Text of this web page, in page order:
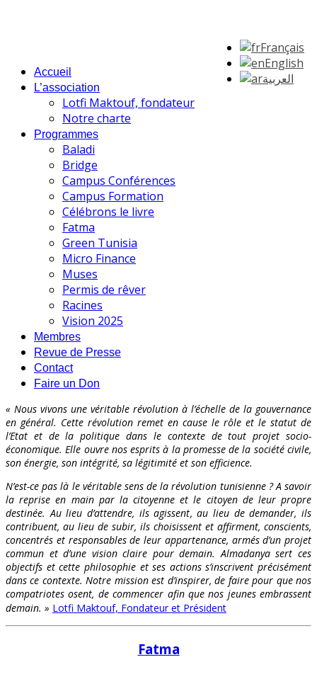
Français
English
العربية
Accueil
L’association
Lotfi Maktouf, fondateur
Notre charte
Programmes
Baladi
Bridge
Campus Conférences
Campus Formation
Célébrons le livre
Fatma
Green Tunisia
Micro Finance
Muses
Permis de rêver
Racines
Vision 2025
Membres
Revue de Presse
Contact
Faire un Don
« Nous vivons une véritable révolution à l’échelle de la gouvernance
en général. Cette révolution remet en cause le rôle et le statut de
l’Etat et de la politique dans le contexte de tout projet socio-
économique. Elle ouvre nos esprits à la promesse de la société civile,
son énergie, son intégrité, sa légitimité et son efficience.
N’est-ce pas là le véritable sens de la révolution tunisienne ? A savoir
la reprise en main par la citoyenne et le citoyen de leur propre
destinée. Au lieu d’attendre, ils agissent, au lieu de demander, ils
contribuent, au lieu de subir, ils choisissent et affirment, conscients,
concentrés et responsables de leur appartenance, armés d’un projet
commun et d’une vision claire pour demain. Almadanya sert ces
objectifs et cette philosophie et ses actions s’inscrivent précisément
dans ce contexte. Notre mission est d’inspirer, de faire pour que nos
compatriotes osent, de commencer afin que nos jeunes embrassent
demain. » Lotfi Maktouf, Fondateur et Président
Fatma